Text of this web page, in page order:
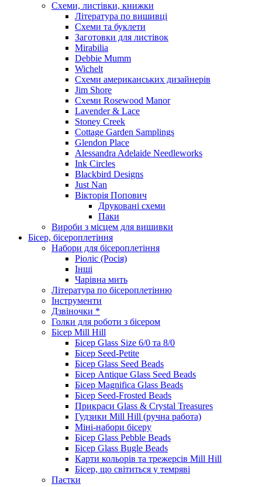
Схеми, листівки, книжки
Література по вишивці
Схеми та буклети
Заготовки для листівок
Mirabilia
Debbie Mumm
Wichelt
Схеми американських дизайнерів
Jim Shore
Cхеми Rosewood Manor
Lavender & Lace
Stoney Creek
Cottage Garden Samplings
Glendon Place
Alessandra Adelaide Needleworks
Ink Circles
Blackbird Designs
Just Nan
Вікторія Попович
Друковані схеми
Паки
Вироби з місцем для вишивки
Бісер, бісероплетіння
Набори для бісероплетіння
Ріоліс (Росія)
Інші
Чарівна мить
Література по бісероплетінню
Інструменти
Дзвіночки *
Голки для роботи з бісером
Бісер Mill Hill
Бісер Glass Size 6/0 та 8/0
Бісер Seed-Petite
Бісер Glass Seed Beads
Бісер Antique Glass Seed Beads
Бісер Magnifica Glass Beads
Бісер Seed-Frosted Beads
Прикраси Glass & Crystal Treasures
Гудзики Mill Hill (ручна работа)
Міні-набори бісеру
Бісер Glass Pebble Beads
Бісер Glass Bugle Beads
Карти кольорів та трежерсів Mill Hill
Бісер, що світиться у темряві
Паєтки